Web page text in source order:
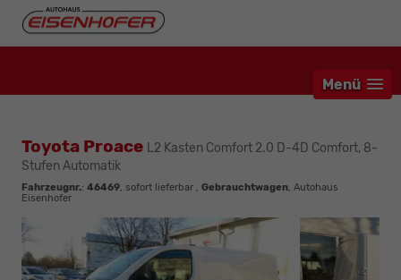
Menü
Toyota Proace L2 Kasten Comfort 2.0 D-4D Comfort, 8-
Stufen Automatik
Fahrzeugnr.: 46469, sofort lieferbar , Gebrauchtwagen, Autohaus
Eisenhofer